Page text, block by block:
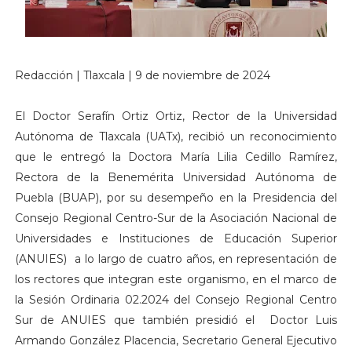
Redacción | Tlaxcala | 9 de noviembre de 2024
El Doctor Serafín Ortiz Ortiz, Rector de la Universidad
Autónoma de Tlaxcala (UATx), recibió un reconocimiento
que le entregó la Doctora María Lilia Cedillo Ramírez,
Rectora de la Benemérita Universidad Autónoma de
Puebla (BUAP), por su desempeño en la Presidencia del
Consejo Regional Centro-Sur de la Asociación Nacional de
Universidades e Instituciones de Educación Superior
(ANUIES) a lo largo de cuatro años, en representación de
los rectores que integran este organismo, en el marco de
la Sesión Ordinaria 02.2024 del Consejo Regional Centro
Sur de ANUIES que también presidió el Doctor Luis
Armando González Placencia, Secretario General Ejecutivo